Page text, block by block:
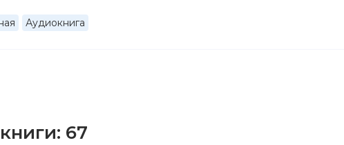
Аудиокнига
67